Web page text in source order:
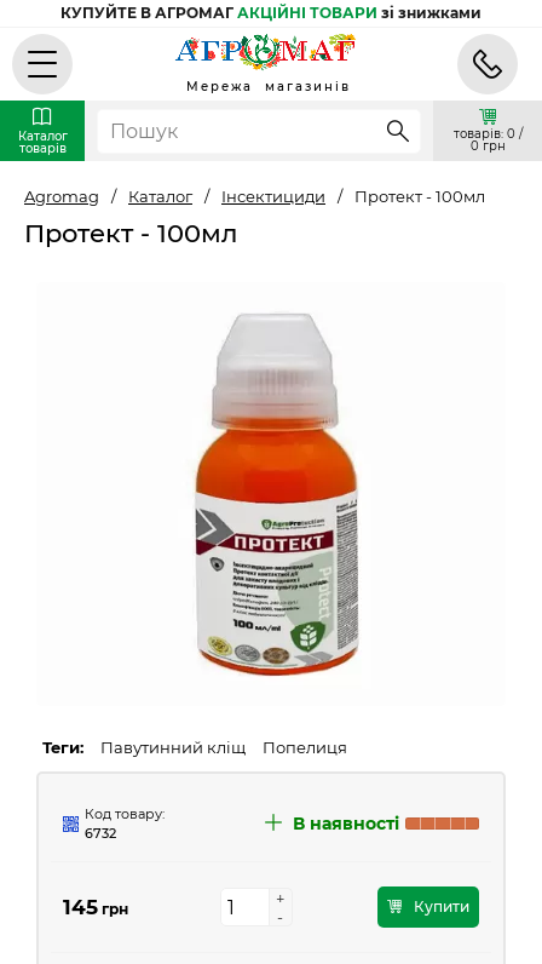
КУПУЙТЕ В АГРОМАГ АКЦІЙНІ ТОВАРИ зі знижками
Мережа магазинів
Каталог
товарів
товарів: 0 /
0 грн
Agromag / Каталог / Інсектициди / Протект - 100мл
Протект - 100мл
Теги: Павутинний кліщ Попелиця
Код товару:
6732
В наявності
145 грн
+
-
+
-
Купити